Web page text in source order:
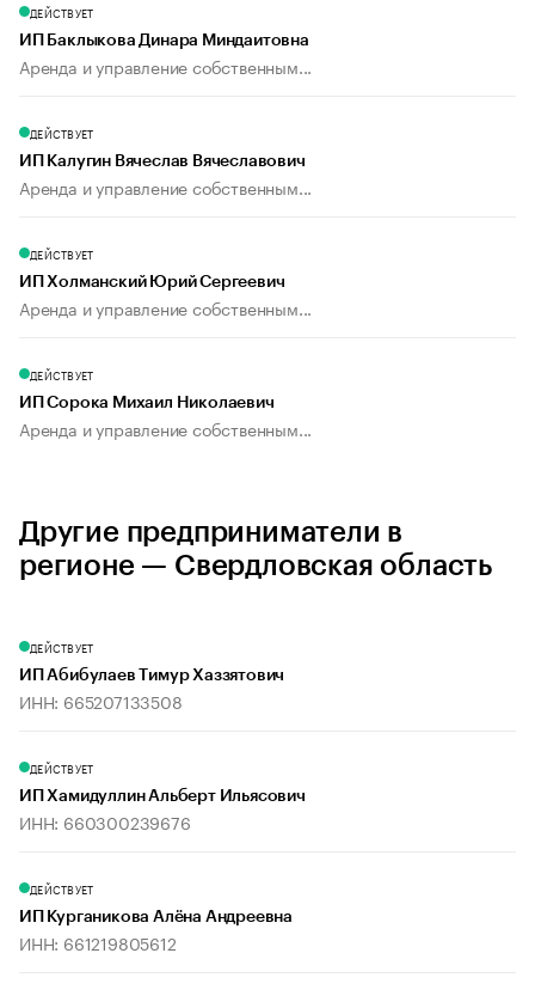
ДЕЙСТВУЕТ
ИП Баклыкова Динара Миндаитовна
Аренда и управление собственным...
ДЕЙСТВУЕТ
ИП Калугин Вячеслав Вячеславович
Аренда и управление собственным...
ДЕЙСТВУЕТ
ИП Холманский Юрий Сергеевич
Аренда и управление собственным...
ДЕЙСТВУЕТ
ИП Сорока Михаил Николаевич
Аренда и управление собственным...
Другие предприниматели в
регионе — Свердловская область
ДЕЙСТВУЕТ
ИП Абибулаев Тимур Хаззятович
ИНН: 665207133508
ДЕЙСТВУЕТ
ИП Хамидуллин Альберт Ильясович
ИНН: 660300239676
ДЕЙСТВУЕТ
ИП Курганикова Алёна Андреевна
ИНН: 661219805612